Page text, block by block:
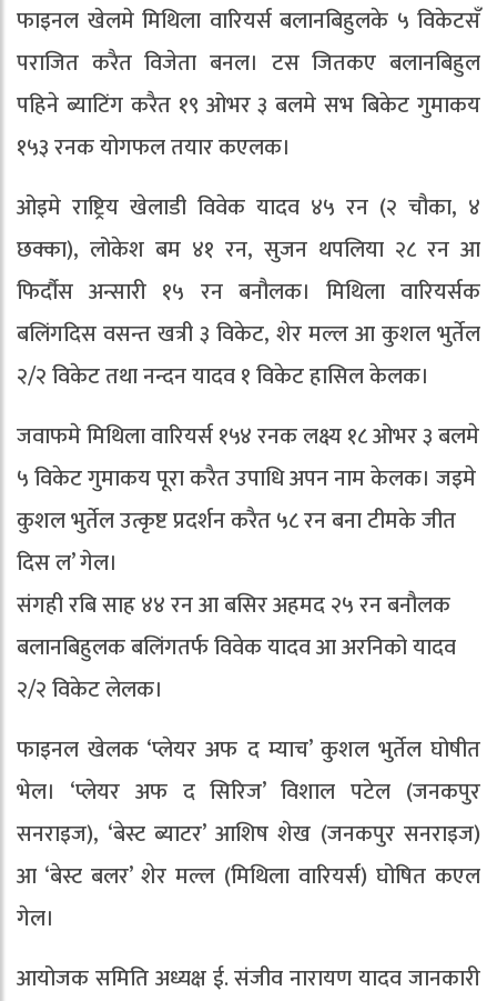
फाइनल खेलमे मिथिला वारियर्स बलानबिहुलके ५ विकेटसँ
पराजित करैत विजेता बनल। टस जितकए बलानबिहुल
पहिने ब्याटिंग करैत १९ ओभर ३ बलमे सभ बिकेट गुमाकय
१५३ रनक योगफल तयार कएलक।
ओइमे राष्ट्रिय खेलाडी विवेक यादव ४५ रन (२ चौका, ४
छक्का), लोकेश बम ४१ रन, सुजन थपलिया २८ रन आ
फिर्दौस अन्सारी १५ रन बनौलक। मिथिला वारियर्सक
बलिंगदिस वसन्त खत्री ३ विकेट, शेर मल्ल आ कुशल भुर्तेल
२/२ विकेट तथा नन्दन यादव १ विकेट हासिल केलक।
जवाफमे मिथिला वारियर्स १५४ रनक लक्ष्य १८ ओभर ३ बलमे
५ विकेट गुमाकय पूरा करैत उपाधि अपन नाम केलक। जइमे
कुशल भुर्तेल उत्कृष्ट प्रदर्शन करैत ५८ रन बना टीमके जीत
दिस ल’ गेल।
संगही रबि साह ४४ रन आ बसिर अहमद २५ रन बनौलक
बलानबिहुलक बलिंगतर्फ विवेक यादव आ अरनिको यादव
२/२ विकेट लेलक।
फाइनल खेलक ‘प्लेयर अफ द म्याच’ कुशल भुर्तेल घोषीत
भेल। ‘प्लेयर अफ द सिरिज’ विशाल पटेल (जनकपुर
सनराइज), ‘बेस्ट ब्याटर’ आशिष शेख (जनकपुर सनराइज)
आ ‘बेस्ट बलर’ शेर मल्ल (मिथिला वारियर्स) घोषित कएल
गेल।
आयोजक समिति अध्यक्ष ई. संजीव नारायण यादव जानकारी